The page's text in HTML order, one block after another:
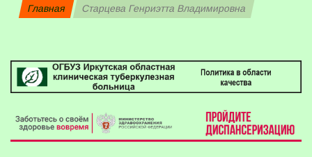
Главная Старцева Генриэтта Владимировна